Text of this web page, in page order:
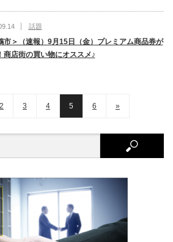
話題
市＞（速報）9月15日（金）プレミアム商品券が
商店街の買い物にオススメ♪
2 3 4 5 6 »